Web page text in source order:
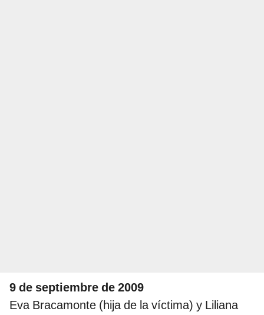
9 de septiembre de 2009
Eva Bracamonte (hija de la víctima) y Liliana